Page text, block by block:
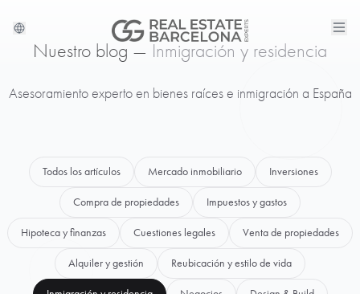
Nuestro blog — Inmigración y residencia
Asesoramiento experto en bienes raíces e inmigración a España
Todos los artículos Mercado inmobiliario Inversiones
Compra de propiedades Impuestos y gastos
Hipoteca y finanzas Cuestiones legales Venta de propiedades
Alquiler y gestión Reubicación y estilo de vida